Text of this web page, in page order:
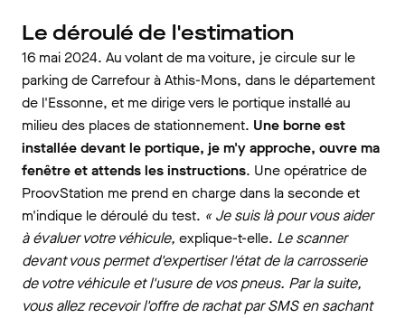
Le déroulé de l'estimation
16 mai 2024. Au volant de ma voiture, je circule sur le
parking de Carrefour à Athis-Mons, dans le département
de l'Essonne, et me dirige vers le portique installé au
milieu des places de stationnement. Une borne est
installée devant le portique, je m'y approche, ouvre ma
fenêtre et attends les instructions. Une opératrice de
ProovStation me prend en charge dans la seconde et
m'indique le déroulé du test. « Je suis là pour vous aider
à évaluer votre véhicule, explique-t-elle. Le scanner
devant vous permet d'expertiser l'état de la carrosserie
de votre véhicule et l'usure de vos pneus. Par la suite,
vous allez recevoir l'offre de rachat par SMS en sachant